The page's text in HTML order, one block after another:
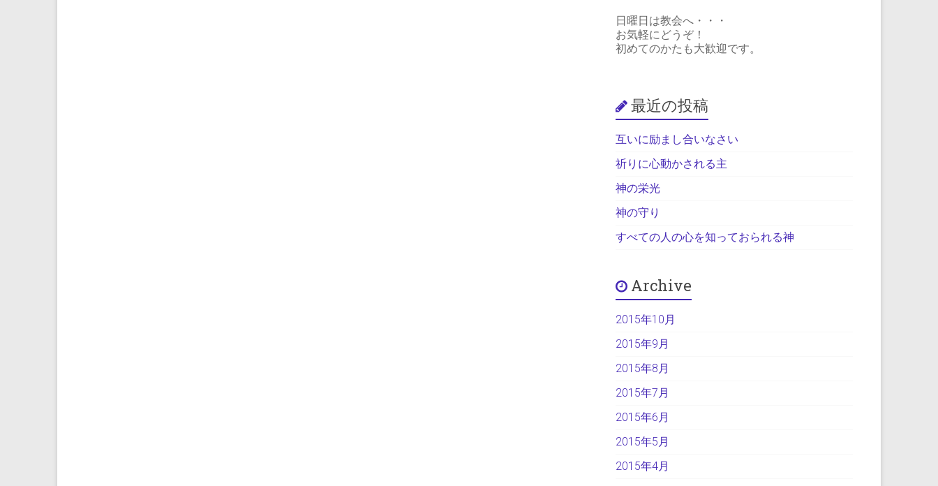
日曜日は教会へ・・・
お気軽にどうぞ！
初めてのかたも大歓迎です。
最近の投稿
互いに励まし合いなさい
祈りに心動かされる主
神の栄光
神の守り
すべての人の心を知っておられる神
Archive
2015年10月
2015年9月
2015年8月
2015年7月
2015年6月
2015年5月
2015年4月